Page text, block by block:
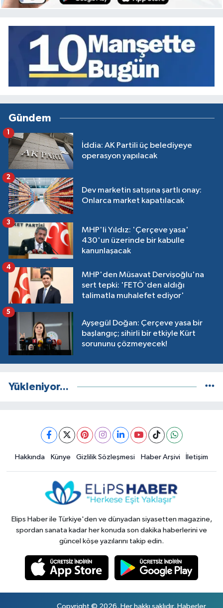
Gündem
İddia: AK Partili üç belediyeye
operasyon yapılacak
1
Dev marketin satışına şartlı onay:
Onlarca market kapatılacak
2
MHP'li Yıldız: 'Çerçeve yasa'
430'un üzerinde bir kabulle
kanunlaşacak
3
MHP'den Müsavat Dervişoğlu'na
sert tepki: 'FETÖ'den aldığı
talimatla muhalefet ediyor'
4
Ayşegül Doğan: Çerçeve yasa bir
başlangıç; sihirli bir etkiyle Kürt
sorununu çözmeyecek!
5
Yükleniyor...
Hakkında Künye Gizlilik Sözleşmesi Haber Arşivi İletişim
Elips Haber ile Türkiye'den ve dünyadan siyasetten magazine,
spordan sanata kadar her konuda son dakika haberlerini ve
güncel köşe yazılarını takip edin.
Copyright © 2026. Her hakkı saklıdır. Haberler